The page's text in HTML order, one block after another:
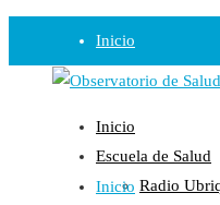
Inicio
Observatorio
Opinión
Radio
Inicio
Escuela de Salud
Radio
Inicio